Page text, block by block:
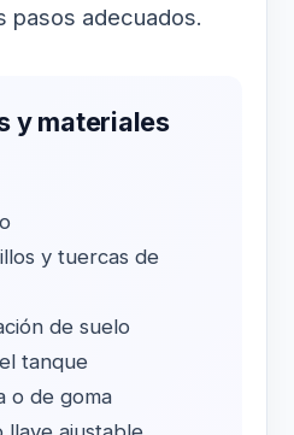
pasos adecuados.
y materiales
y tuercas de
de suelo
tanque
o de goma